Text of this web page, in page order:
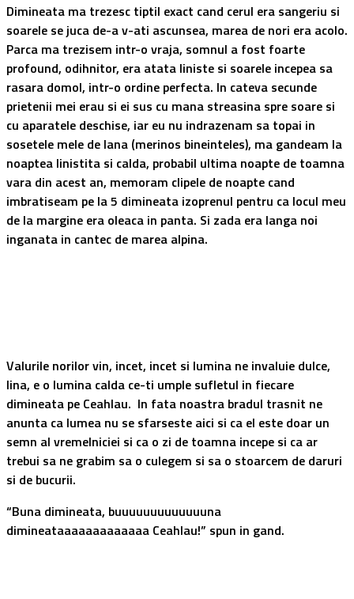
Dimineata ma trezesc tiptil exact cand cerul era sangeriu si
soarele se juca de-a v-ati ascunsea, marea de nori era acolo.
Parca ma trezisem intr-o vraja, somnul a fost foarte
profound, odihnitor, era atata liniste si soarele incepea sa
rasara domol, intr-o ordine perfecta. In cateva secunde
prietenii mei erau si ei sus cu mana streasina spre soare si
cu aparatele deschise, iar eu nu indrazenam sa topai in
sosetele mele de lana (merinos bineinteles), ma gandeam la
noaptea linistita si calda, probabil ultima noapte de toamna
vara din acest an, memoram clipele de noapte cand
imbratiseam pe la 5 dimineata izoprenul pentru ca locul meu
de la margine era oleaca in panta. Si zada era langa noi
inganata in cantec de marea alpina.
Valurile norilor vin, incet, incet si lumina ne invaluie dulce,
lina, e o lumina calda ce-ti umple sufletul in fiecare
dimineata pe Ceahlau. In fata noastra bradul trasnit ne
anunta ca lumea nu se sfarseste aici si ca el este doar un
semn al vremelniciei si ca o zi de toamna incepe si ca ar
trebui sa ne grabim sa o culegem si sa o stoarcem de daruri
si de bucurii.
“Buna dimineata, buuuuuuuuuuuuuna
dimineataaaaaaaaaaaaa Ceahlau!” spun in gand.